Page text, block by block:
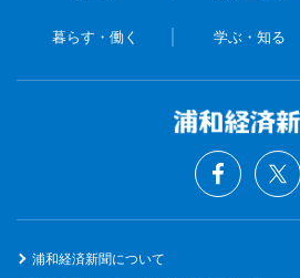
暮らす・働く 学ぶ・知る
浦和経済新聞について